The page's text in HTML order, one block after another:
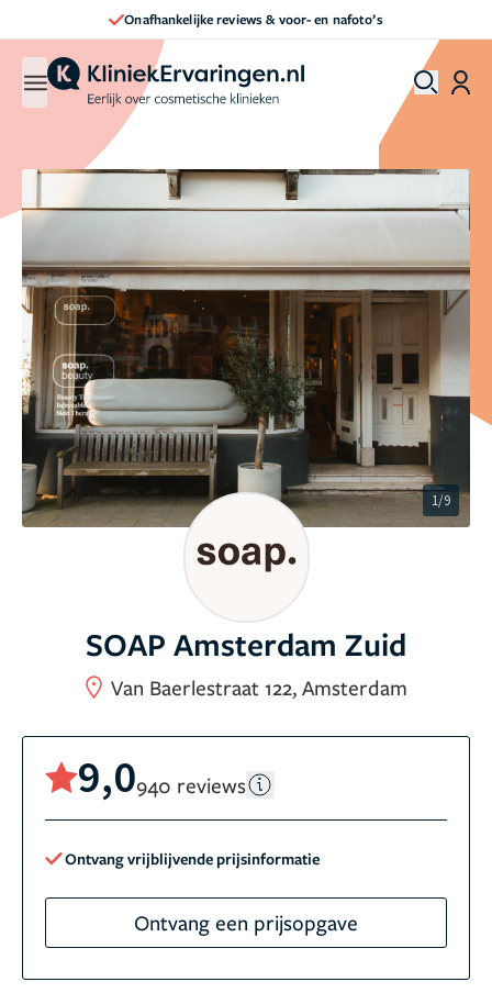
Direct een afspraak maken
1/9
SOAP Amsterdam Zuid
Van Baerlestraat 122, Amsterdam
9,0940 reviews
Ontvang vrijblijvende prijsinformatie
Ontvang een prijsopgave